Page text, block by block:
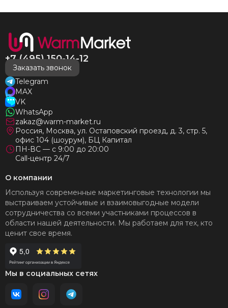
+7 (495) 150-14-12
Заказать звонок
Telegram
MAX
VK
WhatsApp
zakaz@warm-market.ru
Россия, Москва, ул. Остаповский проезд, д. 3, стр. 5,
офис 104 (шоурум), БЦ Капитал
ПН-ВС — с 9:00 до 20:00
Call-центр 24/7
О компании
Используя современные маркетинговые технологии мы
выстраиваем устойчивые и взаимовыгодные модели
сотрудничества со всеми участниками процессов в
области нашей деятельности. Мы работаем для тех, кто
ценит свое время.
Мы в социальных сетях